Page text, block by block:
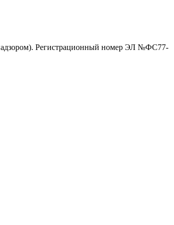
Регистрационный номер ЭЛ №ФС77-